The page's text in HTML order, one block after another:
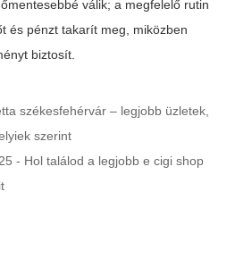
válik; a megfelelő rutin
és pénzt takarít meg, miközben
biztosít.
székesfehérvár – legjobb üzletek,
szerint
- Hol találod a legjobb e cigi shop